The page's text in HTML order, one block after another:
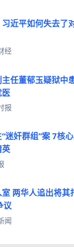
近平如何失去了
经
任董郁玉疑狱中
医
报
迷奸群组”案 7核
英
两华人追出将其
议
闻